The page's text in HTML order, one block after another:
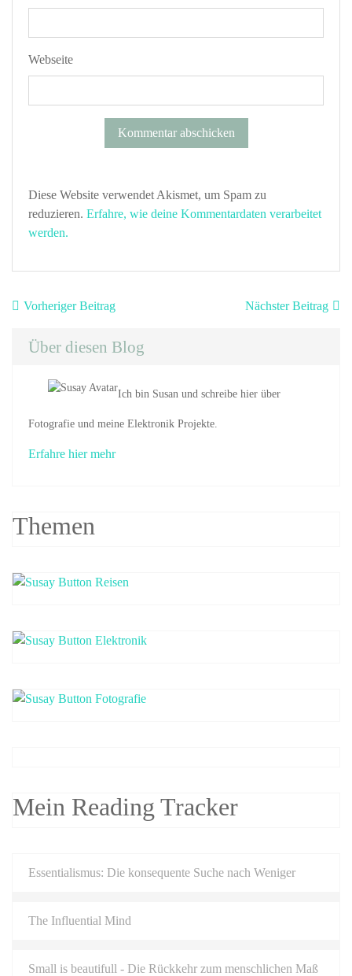
Webseite
Diese Website verwendet Akismet, um Spam zu
reduzieren. Erfahre, wie deine Kommentardaten verarbeitet
werden.
Beitragsnavigation
Vorheriger BeitragVorheriger
Nächster Beitrag
Über diesen Blog
Ich bin Susan und schreibe hier über
Fotografie und meine Elektronik Projekte.
Erfahre hier mehr
Themen
Mein Reading Tracker
Essentialismus: Die konsequente Suche nach Weniger
The Influential Mind
Small is beautifull - Die Rückkehr zum menschlichen Maß